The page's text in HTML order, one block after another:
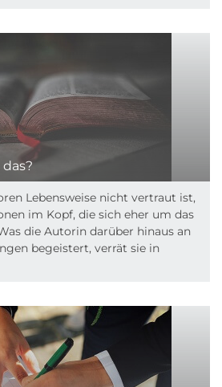
Lebensweise nicht vertraut ist,
im Kopf, die sich eher um das
die Autorin darüber hinaus an
begeistert, verrät sie in